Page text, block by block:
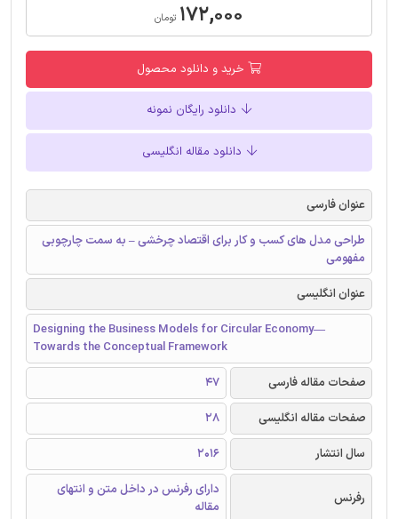
۱۷۲,۰۰۰ تومان
خرید و دانلود محصول
دانلود رایگان نمونه
دانلود مقاله انگلیسی
عنوان فارسی
طراحی مدل های کسب و کار برای اقتصاد چرخشی – به سمت چارچوبی
مفهومی
عنوان انگلیسی
Designing the Business Models for Circular Economy—
Towards the Conceptual Framework
صفحات مقاله فارسی
47
صفحات مقاله انگلیسی
28
سال انتشار
2016
رفرنس
دارای رفرنس در داخل متن و انتهای
مقاله